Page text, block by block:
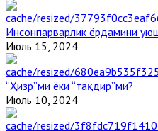
Инсонпарварлик ёрдамини
Июль 15, 2024
“Ҳизр”ми ёки “тақдир”ми?
Июль 10, 2024